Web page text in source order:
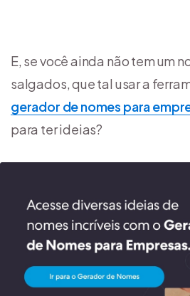
E, se você ainda não tem um
salgados, que tal usar a
gerador de nomes para
para ter ideias?